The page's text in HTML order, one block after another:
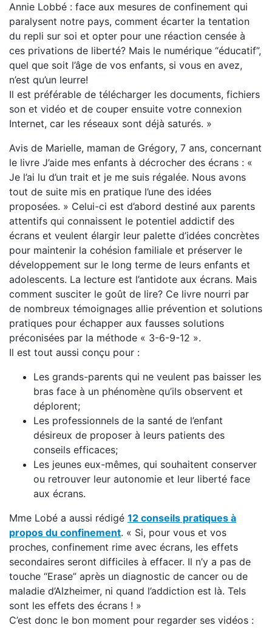
Annie Lobbé : face aux mesures de confinement qui
paralysent notre pays, comment écarter la tentation
du repli sur soi et opter pour une réaction censée à
ces privations de liberté? Mais le numérique “éducatif”,
quel que soit l’âge de vos enfants, si vous en avez,
n’est qu’un leurre!
Il est préférable de télécharger les documents, fichiers
son et vidéo et de couper ensuite votre connexion
Internet, car les réseaux sont déjà saturés. »
Avis de Marielle, maman de Grégory, 7 ans, concernant
le livre J’aide mes enfants à décrocher des écrans : «
Je l’ai lu d’un trait et je me suis régalée. Nous avons
tout de suite mis en pratique l’une des idées
proposées. » Celui-ci est d’abord destiné aux parents
attentifs qui connaissent le potentiel addictif des
écrans et veulent élargir leur palette d’idées concrètes
pour maintenir la cohésion familiale et préserver le
développement sur le long terme de leurs enfants et
adolescents. La lecture est l’antidote aux écrans. Mais
comment susciter le goût de lire? Ce livre nourri par
de nombreux témoignages allie prévention et solutions
pratiques pour échapper aux fausses solutions
préconisées par la méthode « 3-6-9-12 ».
Il est tout aussi conçu pour :
Les grands-parents qui ne veulent pas baisser les
bras face à un phénomène qu’ils observent et
déplorent;
Les professionnels de la santé de l’enfant
désireux de proposer à leurs patients des
conseils efficaces;
Les jeunes eux-mêmes, qui souhaitent conserver
ou retrouver leur autonomie et leur liberté face
aux écrans.
Mme Lobé a aussi rédigé 12 conseils pratiques à
propos du confinement. « Si, pour vous et vos
proches, confinement rime avec écrans, les effets
secondaires seront difficiles à effacer. Il n’y a pas de
touche “Erase” après un diagnostic de cancer ou de
maladie d’Alzheimer, ni quand l’addiction est là. Tels
sont les effets des écrans ! »
C’est donc le bon moment pour regarder ses vidéos :